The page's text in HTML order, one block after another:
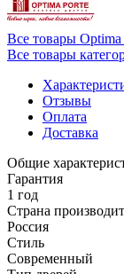
Все товары Optima
Все товары
Отзывы
Оплата
Доставка
Общие
Гарантия
1 год
Страна
Россия
Стиль
Современный